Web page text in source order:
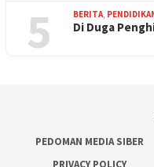
5 BERITA,
Di Duga
PEDOMAN MEDIA SIBER
PRIVACY POLICY